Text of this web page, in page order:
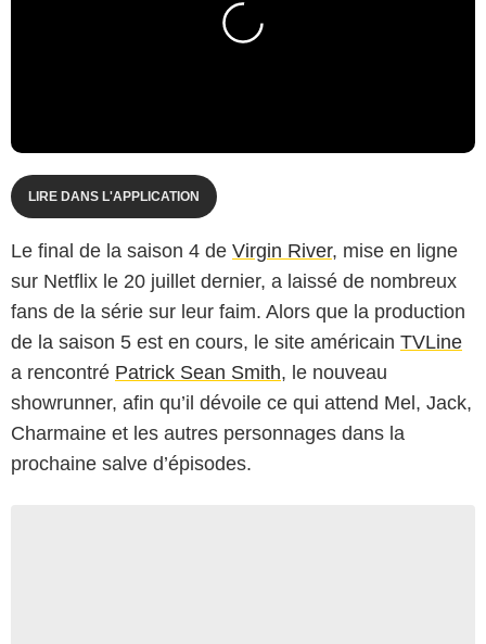
LIRE DANS L'APPLICATION
Le final de la saison 4 de Virgin River, mise en ligne
sur Netflix le 20 juillet dernier, a laissé de nombreux
fans de la série sur leur faim. Alors que la production
de la saison 5 est en cours, le site américain TVLine
a rencontré Patrick Sean Smith, le nouveau
showrunner, afin qu’il dévoile ce qui attend Mel, Jack,
Charmaine et les autres personnages dans la
prochaine salve d’épisodes.